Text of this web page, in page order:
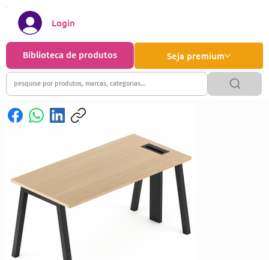
Seja premium
Biblioteca de produtos
Login